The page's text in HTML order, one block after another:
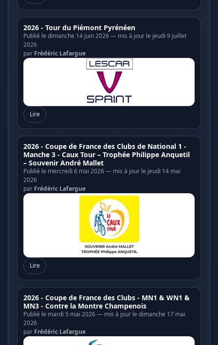
2026 - Tour du Piémont Pyrénéen
Publié le dimanche 14 juin 2026 — mis à jour le jeudi 9 juillet
2026
par Frédéric Lafargue
Lire
2026 - Coupe de France des Clubs de National 1 -
Manche 3 - Caux Tour – Trophée Philippe Anquetil
– Souvenir André Mallet
Publié le mercredi 6 mai 2026 — mis à jour le jeudi 14 mai
2026
par Frédéric Lafargue
Lire
2026 - Coupe de France des Clubs - MN1 & WN1 &
MN3 - Contre la Montre Champenois
Publié le mardi 5 mai 2026 — mis à jour le dimanche 17 mai
2026
par Frédéric Lafargue